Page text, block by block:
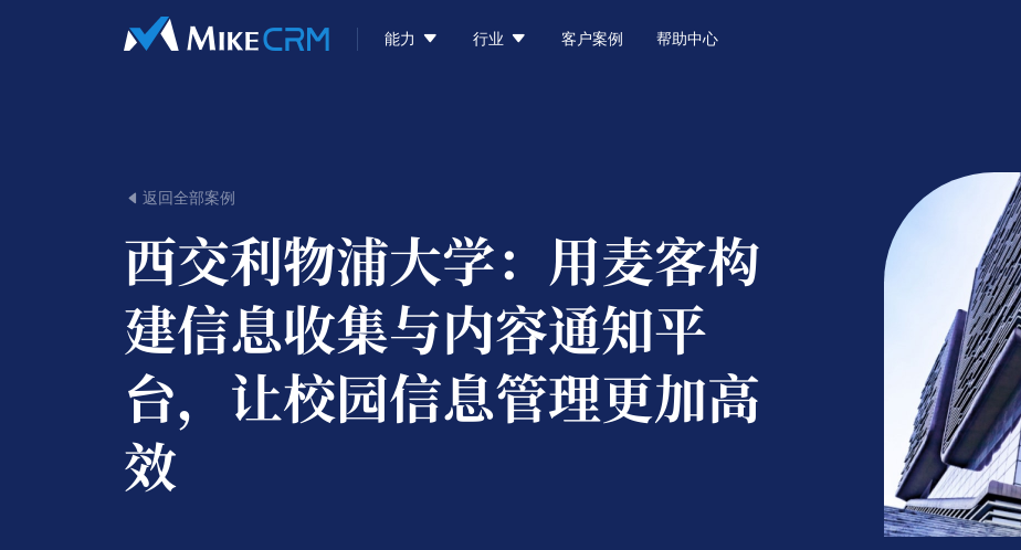
能力  行业  客户案例 帮助中心
 返回全部案例
西交利物浦大学： 用麦客构
建信息收集与内容通知平
台，让校园信息管理更加高
效